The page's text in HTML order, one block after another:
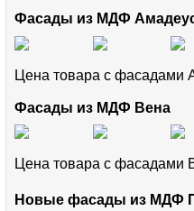
Фасады из МДФ
Цена товара с фасадами
Фасады из МДФ Вена
Цена товара с фасадами
Новые фасады из МДФ